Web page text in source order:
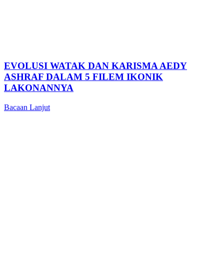
EVOLUSI WATAK DAN KARISMA AEDY
ASHRAF DALAM 5 FILEM IKONIK
LAKONANNYA
Bacaan Lanjut